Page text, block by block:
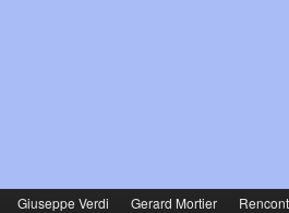
Giuseppe Verdi Gerard Mortier